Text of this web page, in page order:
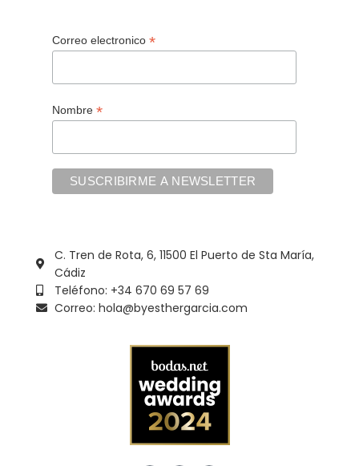
Correo electronico *
Nombre *
C. Tren de Rota, 6, 11500 El Puerto de Sta María,
Cádiz
Teléfono: +34 670 69 57 69
Correo: hola@byesthergarcia.com